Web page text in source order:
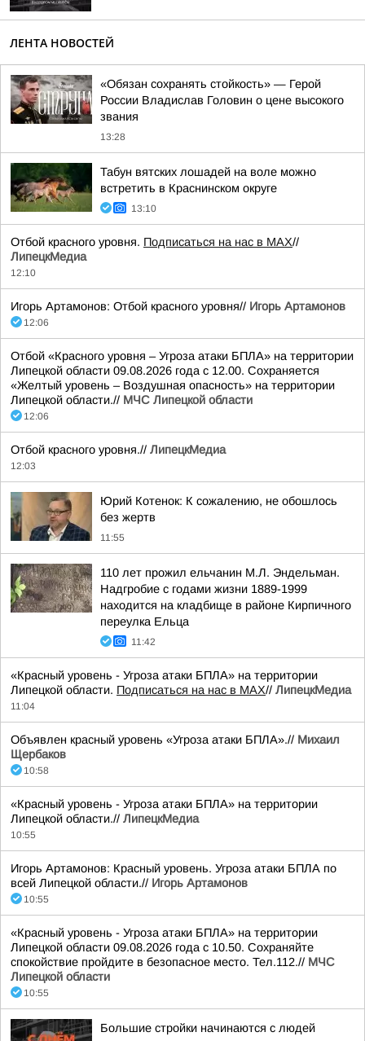
ЛЕНТА НОВОСТЕЙ
«Обязан сохранять стойкость» — Герой
России Владислав Головин о цене высокого
звания
13:28
Табун вятских лошадей на воле можно
встретить в Краснинском округе
13:10
Отбой красного уровня. Подписаться на нас в МАХ//
ЛипецкМедиа
12:10
Игорь Артамонов: Отбой красного уровня// Игорь Артамонов
12:06
Отбой «Красного уровня – Угроза атаки БПЛА» на территории
Липецкой области 09.08.2026 года с 12.00. Сохраняется
«Желтый уровень – Воздушная опасность» на территории
Липецкой области.// МЧС Липецкой области
12:06
Отбой красного уровня.// ЛипецкМедиа
12:03
Юрий Котенок: К сожалению, не обошлось
без жертв
11:55
110 лет прожил ельчанин М.Л. Эндельман.
Надгробие с годами жизни 1889-1999
находится на кладбище в районе Кирпичного
переулка Ельца
11:42
«Красный уровень - Угроза атаки БПЛА» на территории
Липецкой области. Подписаться на нас в МАХ// ЛипецкМедиа
11:04
Объявлен красный уровень «Угроза атаки БПЛА».// Михаил
Щербаков
10:58
«Красный уровень - Угроза атаки БПЛА» на территории
Липецкой области.// ЛипецкМедиа
10:55
Игорь Артамонов: Красный уровень. Угроза атаки БПЛА по
всей Липецкой области.// Игорь Артамонов
10:55
«Красный уровень - Угроза атаки БПЛА» на территории
Липецкой области 09.08.2026 года с 10.50. Сохраняйте
спокойствие пройдите в безопасное место. Тел.112.// МЧС
Липецкой области
10:55
Большие стройки начинаются с людей